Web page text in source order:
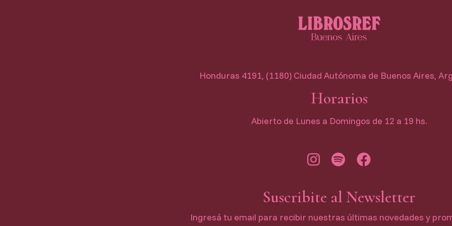
Honduras 4191, (1180) Ciudad Autónoma de Buenos Aires,
Horarios
Abierto de Lunes a Domingos de 12 a 19 hs.
Suscribite al Newsletter
Ingresá tu email para recibir nuestras últimas novedades y